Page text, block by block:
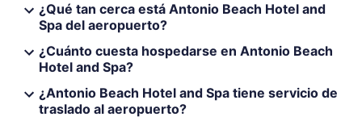
¿Qué tan cerca está Antonio Beach Hotel and
Spa del aeropuerto?
¿Cuánto cuesta hospedarse en Antonio Beach
Hotel and Spa?
¿Antonio Beach Hotel and Spa tiene servicio de
traslado al aeropuerto?